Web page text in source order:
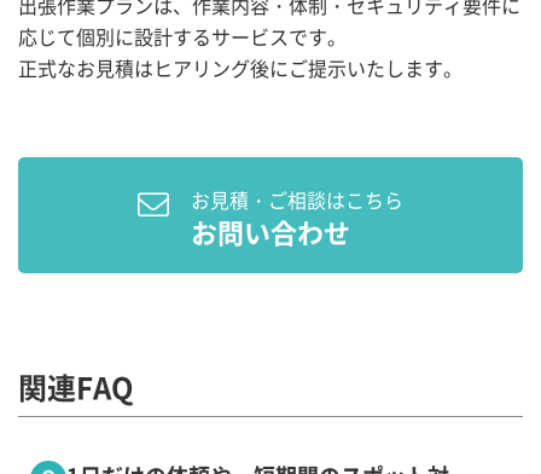
出張作業プランは、作業内容・体制・セキュリティ要件に
応じて個別に設計するサービスです。
正式なお見積はヒアリング後にご提示いたします。
お見積・ご相談はこちら
お問い合わせ
関連FAQ